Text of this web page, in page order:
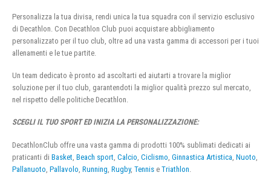
Personalizza la tua divisa, rendi unica la tua squadra con il servizio esclusivo
di Decathlon. Con Decathlon Club puoi acquistare abbigliamento
personalizzato per il tuo club, oltre ad una vasta gamma di accessori per i tuoi
allenamenti e le tue partite.
Un team dedicato è pronto ad ascoltarti ed aiutarti a trovare la miglior
soluzione per il tuo club, garantendoti la miglior qualità prezzo sul mercato,
nel rispetto delle politiche Decathlon.
SCEGLI IL TUO SPORT ED INIZIA LA PERSONALIZZAZIONE:
DecathlonClub offre una vasta gamma di prodotti 100% sublimati dedicati ai
praticanti di Basket Beach sport Calcio Ciclismo Ginnastica Artistica Nuoto
Pallanuoto Pallavolo Running Rugby, Tennis e Triathlon